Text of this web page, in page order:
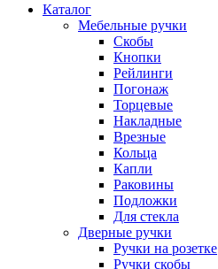
Каталог
Мебельные ручки
Скобы
Кнопки
Рейлинги
Погонаж
Торцевые
Накладные
Врезные
Кольца
Капли
Раковины
Подложки
Для стекла
Дверные ручки
Ручки на розетке
Ручки скобы